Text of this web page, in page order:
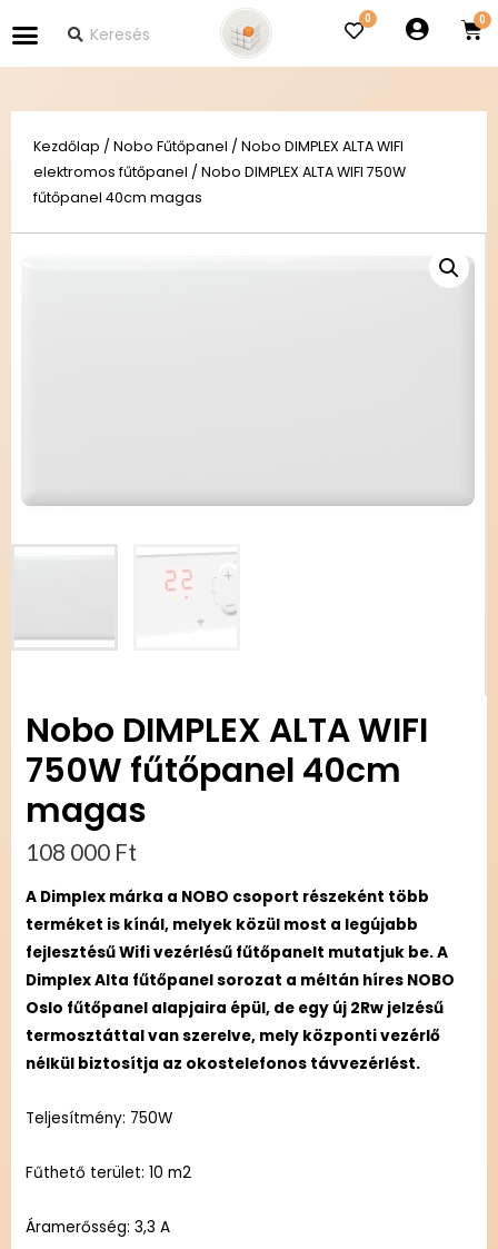
0
Kezdőlap / Nobo Fűtőpanel / Nobo DIMPLEX ALTA WIFI
elektromos fűtőpanel / Nobo DIMPLEX ALTA WIFI 750W
fűtőpanel 40cm magas
Nobo DIMPLEX ALTA WIFI
750W fűtőpanel 40cm
magas
108 000 Ft
A Dimplex márka a NOBO csoport részeként több
terméket is kínál, melyek közül most a legújabb
fejlesztésű Wifi vezérlésű fűtőpanelt mutatjuk be. A
Dimplex Alta fűtőpanel sorozat a méltán híres NOBO
Oslo fűtőpanel alapjaira épül, de egy új 2Rw jelzésű
termosztáttal van szerelve, mely központi vezérlő
nélkül biztosítja az okostelefonos távvezérlést.
Teljesítmény: 750W
Fűthető terület: 10 m2
Áramerősség: 3,3 A